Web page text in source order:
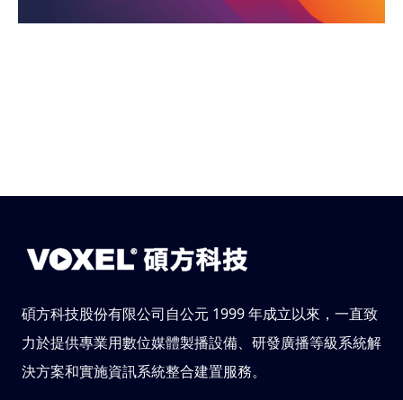
碩方科技股份有限公司自公元 1999 年成立以來，一直致
力於提供專業用數位媒體製播設備、研發廣播等級系統解
決方案和實施資訊系統整合建置服務。